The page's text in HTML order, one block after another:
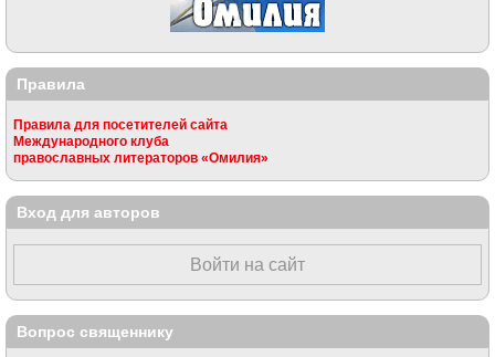
Правила
Правила для посетителей сайта
Международного клуба
православных литераторов «Омилия»
Вход для авторов
Войти на сайт
Вопрос священнику